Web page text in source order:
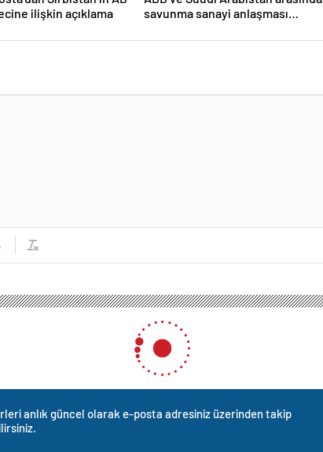
ilişkin açıklama
savunma sanayi anlaşması
anlık güncel olarak e-posta adresiniz üzerinden takip